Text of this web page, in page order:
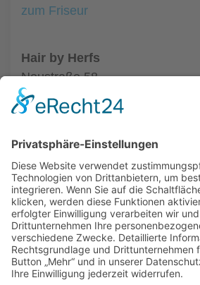
zum Friseur
Hair by Herfs
Neustraße 58
52066 Aachen
Tel.: +49 241 63342
ALLGEMEIN
FRISEURE